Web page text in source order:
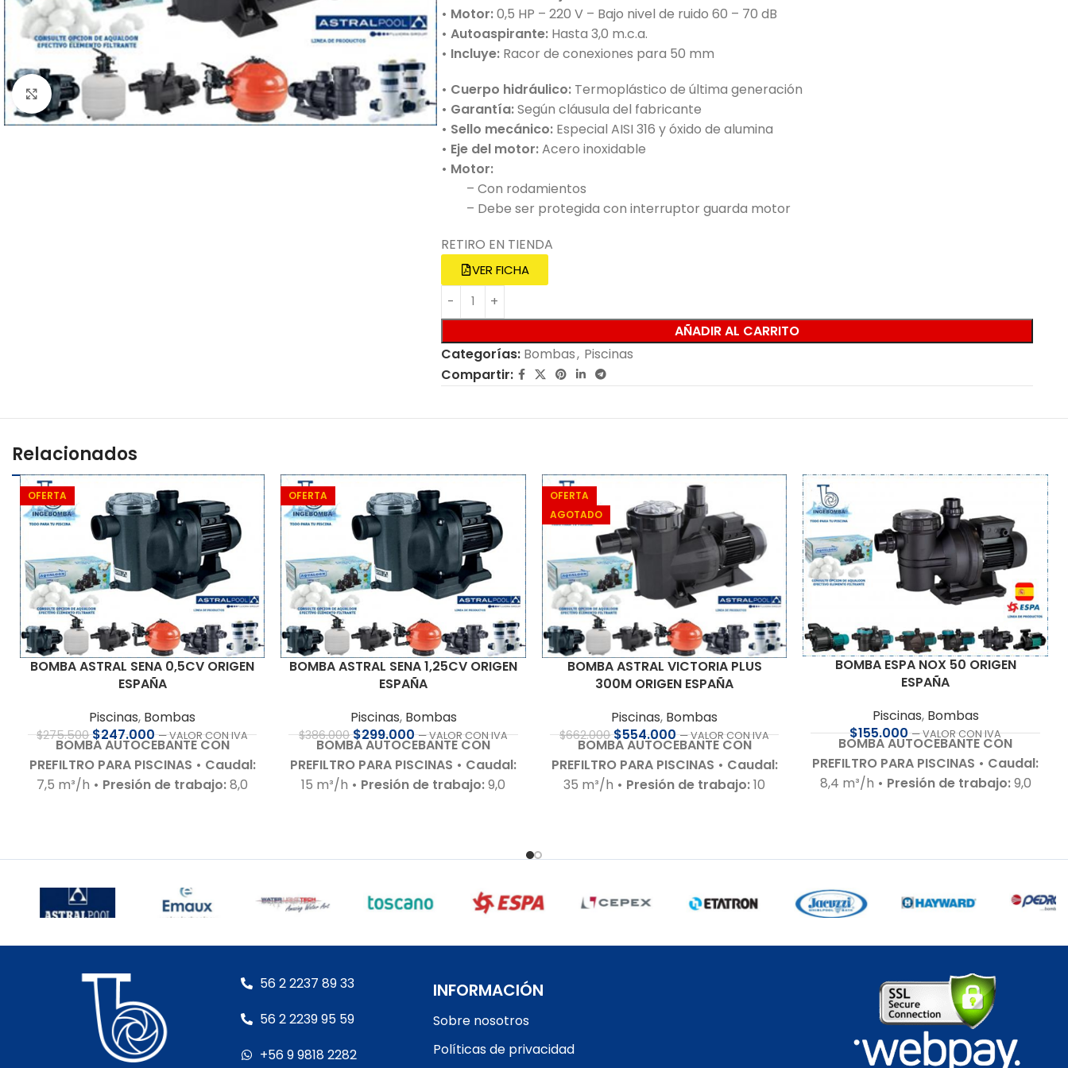
Haga clic para ampliar
• Motor:0,5 HP – 220 V – Bajo nivel de ruido 60 – 70 dB
• Autoaspirante:Hasta 3,0 m.c.a.
• Incluye:Racor de conexiones para 50 mm
• Cuerpo hidráulico:Termoplástico de última generación
• Garantía:Según cláusula del fabricante
• Sello mecánico:Especial AISI 316 y óxido de alumina
• Eje del motor:Acero inoxidable
• Motor:
– Con rodamientos
– Debe ser protegida con interruptor guarda motor
RETIRO EN TIENDA
VER FICHA
AÑADIR AL CARRITO
Categorías: Bombas, Piscinas
Compartir:
Relacionados
OFERTA
BOMBA ASTRAL SENA 0,5CV ORIGEN
ESPAÑA
Piscinas, Bombas
$275.500 $247.000 — VALOR CON IVA
BOMBA AUTOCEBANTE CON
PREFILTRO PARA PISCINAS • Caudal:
7,5 m³/h • Presión de trabajo:8,0
conexiones para 50 mm• Cuerpo
hidráulico:En polipropileno de alta
calidad• Garantía:
Según cláusula
del fabricante
• Sello mecánico:
Especial AISI 316 y óxido de alúmina•
– Con rodamientos – Debe
ser protegida con interruptor
guarda motor RETIRO EN TIENDA
OFERTA
BOMBA ASTRAL SENA 1,25CV ORIGEN
ESPAÑA
Piscinas, Bombas
$386.000 $299.000 — VALOR CON IVA
BOMBA AUTOCEBANTE CON
PREFILTRO PARA PISCINAS • Caudal:
15 m³/h • Presión de trabajo:9,0
conexiones para 50 mm• Cuerpo
calidad
• Garantía:Según cláusula
Especial AISI 316 y óxido de alúmina•
Motor:– Con rodamientos – Debe
guarda motor RETIRO EN TIENDA
OFERTA
AGOTADO
BOMBA ASTRAL VICTORIA PLUS
300M ORIGEN ESPAÑA
Piscinas, Bombas
$662.000 $554.000 — VALOR CON IVA
BOMBA AUTOCEBANTE CON
PREFILTRO PARA PISCINAS • Caudal:
35 m³/h • Presión de trabajo:10
Incluye:Racor de conexiones para
Termoplástico de última generación
fabricante• Sello mecánico:
guarda motor RETIRO EN TIENDA
BOMBA ESPA NOX 50 ORIGEN
ESPAÑA
Piscinas, Bombas
$155.000 — VALOR CON IVA
BOMBA AUTOCEBANTE CON
PREFILTRO PARA PISCINAS • Caudal:
8,4 m³/h • Presión de trabajo:9,0
Incluye:Racor de conexiones para
enchufe tipo F• Compatible con:
Agua salada hasta 7 g/L
hidráulico:En tecnopolímeros de
cláusula del fabricante•
Recomendación:
Usar protector
eléctrico guarda motor RETIRO EN
TIENDA
56 2 2237 89 33
56 2 2239 95 59
+56 9 9818 2282
INFORMACIÓN
Sobre nosotros
Políticas de privacidad